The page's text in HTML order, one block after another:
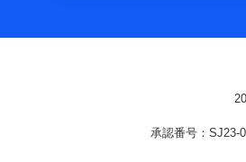
ご契約状態・ご利用履歴インター
関する情報、アプリケーション利
報、購入されたサービスや商品の
に関する情報、アンケートの回答